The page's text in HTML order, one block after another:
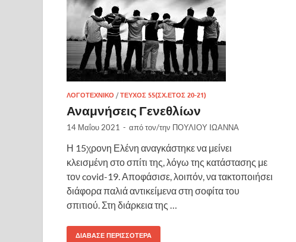
ΛΟΓΟΤΕΧΝΙΚΌ /ΤΕΎΧΟΣ 55(ΣΧ.ΈΤΟΣ 20-21)
Αναμνήσεις Γενεθλίων
14 Μαΐου 2021 - από τον/την ΠΟΥΛΙΟΥ IΩΑΝΝΑ
Η 15χρονη Ελένη αναγκάστηκε να μείνει
κλεισμένη στο σπίτι της, λόγω της κατάστασης με
τον covid-19. Αποφάσισε, λοιπόν, να τακτοποιήσει
διάφορα παλιά αντικείμενα στη σοφίτα του
σπιτιού. Στη διάρκεια της …
ΔΙΆΒΑΣΕ ΠΕΡΙΣΣΌΤΕΡΑ